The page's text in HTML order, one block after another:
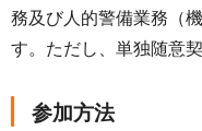
務及び人的警備業務（
す。ただし、単独随意
参加方法